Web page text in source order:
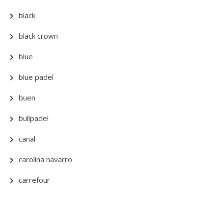
black
black crown
blue
blue padel
buen
bullpadel
canal
carolina navarro
carrefour